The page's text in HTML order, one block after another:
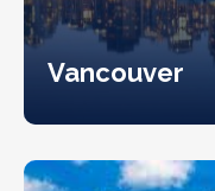
Vancouver